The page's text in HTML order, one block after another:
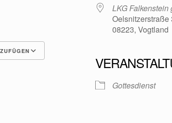
Google Kalender
LKG
Oelsnitzerstraße
08223, Vogtland
Gottesdienst